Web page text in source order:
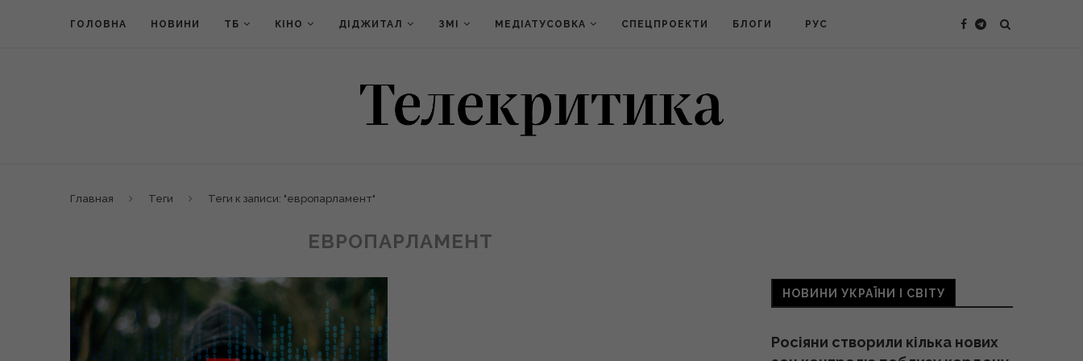
ГОЛОВНА НОВИНИ ТБ КІНО ДІДЖИТАЛ ЗМІ МЕДІАТУСОВКА СПЕЦПРОЕКТИ БЛОГИ РУС
Главная Теги Теги к записи: "европарламент"
ЕВРОПАРЛАМЕНТ
НОВИНИ УКРАЇНИ І СВІТУ
Росіяни створили кілька нових